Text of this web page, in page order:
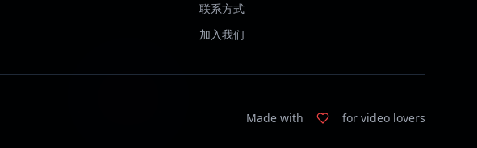
联系方式
加入我们
Made with for video lovers